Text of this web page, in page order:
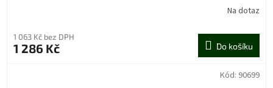
Na dotaz
1 063 Kč bez DPH
1 286 Kč Do košíku
Kód: 90699